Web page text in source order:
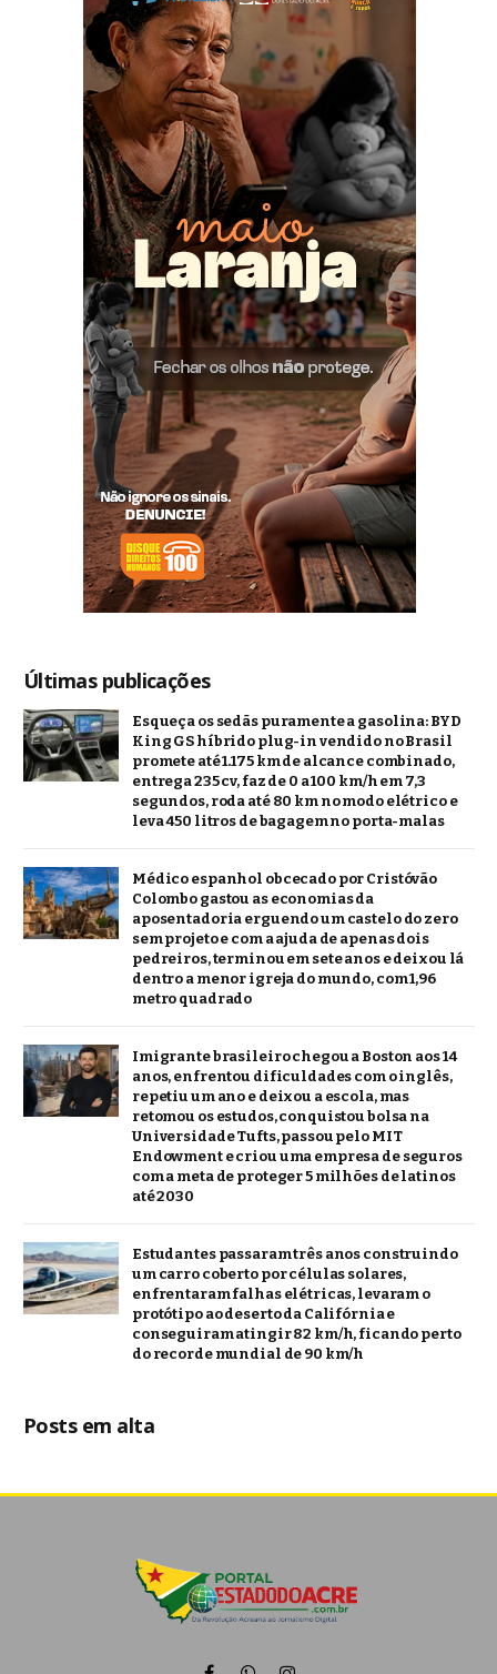
Últimas publicações
Esqueça os sedãs puramente a gasolina: BYD
King GS híbrido plug-in vendido no Brasil
promete até 1.175 km de alcance combinado,
entrega 235 cv, faz de 0 a 100 km/h em 7,3
segundos, roda até 80 km no modo elétrico e
leva 450 litros de bagagem no porta-malas
Médico espanhol obcecado por Cristóvão
Colombo gastou as economias da
aposentadoria erguendo um castelo do zero
sem projeto e com a ajuda de apenas dois
pedreiros, terminou em sete anos e deixou lá
dentro a menor igreja do mundo, com 1,96
metro quadrado
Imigrante brasileiro chegou a Boston aos 14
anos, enfrentou dificuldades com o inglês,
repetiu um ano e deixou a escola, mas
retomou os estudos, conquistou bolsa na
Universidade Tufts, passou pelo MIT
Endowment e criou uma empresa de seguros
com a meta de proteger 5 milhões de latinos
até 2030
Estudantes passaram três anos construindo
um carro coberto por células solares,
enfrentaram falhas elétricas, levaram o
protótipo ao deserto da Califórnia e
conseguiram atingir 82 km/h, ficando perto
do recorde mundial de 90 km/h
Posts em alta